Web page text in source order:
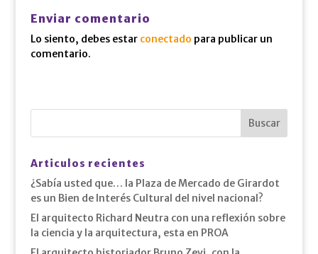
Enviar comentario
Lo siento, debes estar conectado para publicar un
comentario.
Articulos recientes
¿Sabía usted que… la Plaza de Mercado de Girardot
es un Bien de Interés Cultural del nivel nacional?
El arquitecto Richard Neutra con una reflexión sobre
la ciencia y la arquitectura, esta en PROA